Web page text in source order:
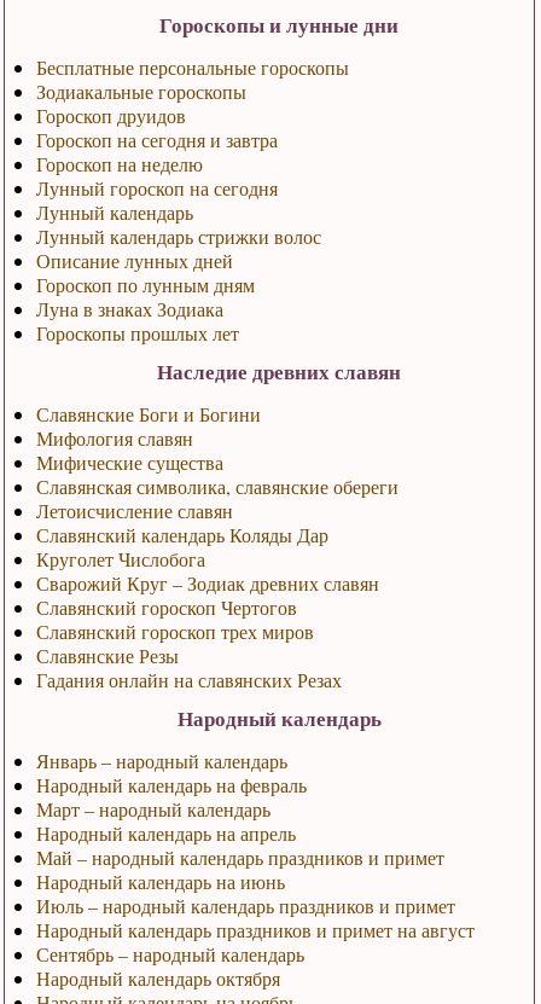
Гороскопы и лунные дни
Бесплатные персональные гороскопы
Зодиакальные гороскопы
Гороскоп друидов
Гороскоп на сегодня и завтра
Гороскоп на неделю
Лунный гороскоп на сегодня
Лунный календарь
Лунный календарь стрижки волос
Описание лунных дней
Гороскоп по лунным дням
Луна в знаках Зодиака
Гороскопы прошлых лет
Наследие древних славян
Славянские Боги и Богини
Мифология славян
Мифические существа
Славянская символика, славянские обереги
Летоисчисление славян
Славянский календарь Коляды Дар
Круголет Числобога
Сварожий Круг – Зодиак древних славян
Славянский гороскоп Чертогов
Славянский гороскоп трех миров
Славянские Резы
Гадания онлайн на славянских Резах
Народный календарь
Январь – народный календарь
Народный календарь на февраль
Март – народный календарь
Народный календарь на апрель
Май – народный календарь праздников и примет
Народный календарь на июнь
Июль – народный календарь праздников и примет
Народный календарь праздников и примет на август
Сентябрь – народный календарь
Народный календарь октября